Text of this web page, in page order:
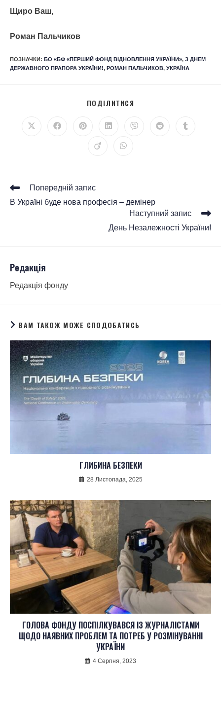
Щиро Ваш,
Роман Пальчиков
ПОЗНАЧКИ : БО «БФ «ПЕРШИЙ ФОНД ВІДНОВЛЕННЯ УКРАЇНИ», З ДНЕМ
ДЕРЖАВНОГО ПРАПОРА УКРАЇНИ!, РОМАН ПАЛЬЧИКОВ, УКРАЇНА
ПОДІЛИТИСЯ
Попередній запис
В Україні буде нова професія – демінер
Наступний запис
День Незалежності України!
Редакція
Редакція фонду
ВАМ ТАКОЖ МОЖЕ СПОДОБАТИСЬ
ГЛИБИНА БЕЗПЕКИ
28 Листопада, 2025
ГОЛОВА ФОНДУ ПОСПІЛКУВАВСЯ ІЗ ЖУРНАЛІСТАМИ
ЩОДО НАЯВНИХ ПРОБЛЕМ ТА ПОТРЕБ У РОЗМІНУВАННІ
УКРАЇНИ
4 Серпня, 2023